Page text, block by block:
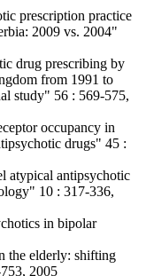
prescription practice
2009 vs. 2004"
drug prescribing by
from 1991 to
study" 56 : 569-575,
occupancy in
drugs" 45 :
atypical antipsychotic
10 : 317-336,
in bipolar
the elderly: shifting
2005